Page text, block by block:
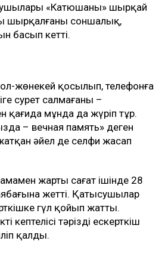
«Катюшаны» шырқай
шырқалғаны соншалық,
басып кетті.
жөнекей қосылып, телефонға
сурет салмағаның –
қағида мұнда да жүріп тұр.
– вечная память» деген
әйел де селфи жасап
жарты сағат ішінде 28
жетті. Қатысушылар
гүл қойып жатты.
кептелісі тәрізді ескерткіш
қалды.